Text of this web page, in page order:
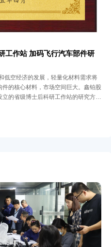
工作站 加码飞行汽车部件研
低空经济的发展，轻量化材料需求将
的核心材料，市场空间巨大。鑫铂股
的省级博士后科研工作站的研究方向
研发以及产业化应用”，以前沿技术
，进一步整合了内外部研发资源，提
作站的设立，是鑫铂股份产学研协
博士后流动站的合作，公司将进一步
产业化经验，构建起“产学研用”一体
加速技术成果的转化，还将为企业培
公司也将依托这一平台，围绕轻量化
持续提升在新能源交通领域的核心竞
加速 目前，国外对飞行汽车的研究起
化方面仍存在技术瓶颈。鑫铂股份博